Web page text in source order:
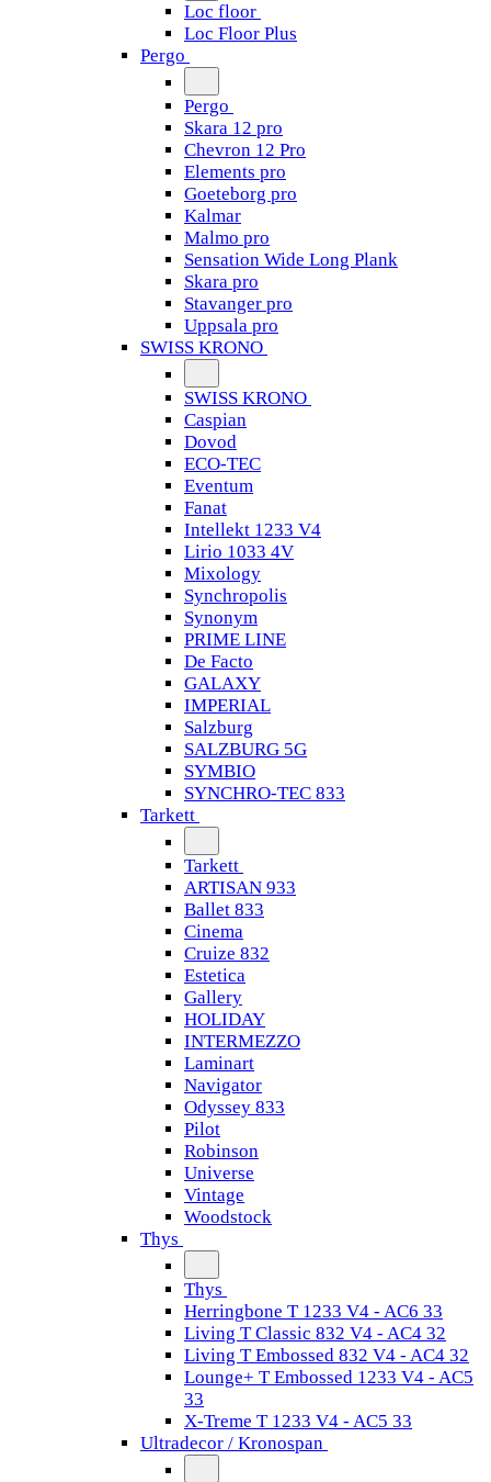
Loc floor
Loc Floor Plus
Pergo
Pergo
Skara 12 pro
Chevron 12 Pro
Elements pro
Goeteborg pro
Kalmar
Malmo pro
Sensation Wide Long Plank
Skara pro
Stavanger pro
Uppsala pro
SWISS KRONO
SWISS KRONO
Caspian
Dovod
ECO-TEC
Eventum
Fanat
Intellekt 1233 V4
Lirio 1033 4V
Mixology
Synchropolis
Synonym
PRIME LINE
De Facto
GALAXY
IMPERIAL
Salzburg
SALZBURG 5G
SYMBIO
SYNCHRO-TEC 833
Tarkett
Tarkett
ARTISAN 933
Ballet 833
Cinema
Cruize 832
Estetica
Gallery
HOLIDAY
INTERMEZZO
Laminart
Navigator
Odyssey 833
Pilot
Robinson
Universe
Vintage
Woodstock
Thys
Thys
Herringbone T 1233 V4 - AC6 33
Living T Classic 832 V4 - AC4 32
Living T Embossed 832 V4 - AC4 32
Lounge+ T Embossed 1233 V4 - AC5
33
X-Treme T 1233 V4 - AC5 33
Ultradecor / Kronospan